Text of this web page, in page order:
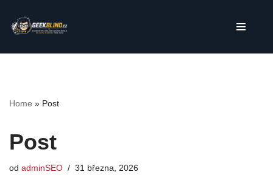
Přeskočit
Home » Post
Post
od adminSEO 31 března, 2026